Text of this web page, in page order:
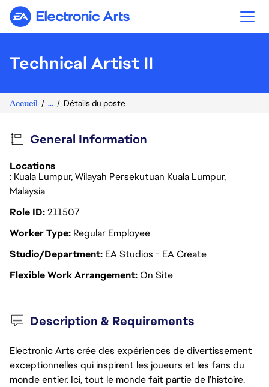
Electronic Arts
Technical Artist II
Accueil ... Détails du poste
General Information
Locations
: Kuala Lumpur, Wilayah Persekutuan Kuala Lumpur,
Malaysia
Role ID211507
Worker Type Regular Employee
Studio/Department EA Studios - EA Create
Flexible Work ArrangementOn Site
Description & Requirements
Electronic Arts crée des expériences de divertissement
exceptionnelles qui inspirent les joueurs et les fans du
monde entier. Ici, tout le monde fait partie de l’histoire.